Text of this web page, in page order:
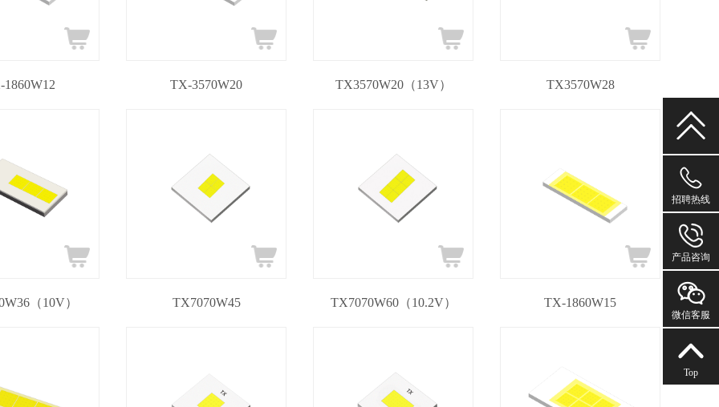
1860W12 TX-3570W20 TX3570W20（13V） TX3570W28
（10V） TX7070W45 TX7070W60（10.2V） TX-1860W15
招聘热线
产品咨询
微信客服
Top